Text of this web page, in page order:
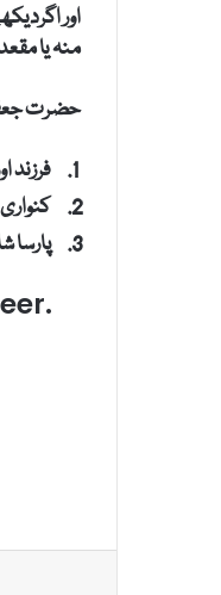
اور
منہ یا
حضرت
فرزند
پارسا